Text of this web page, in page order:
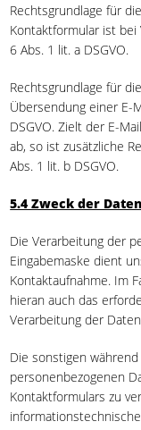
Rechtsgrundlage für
Kontaktformular ist bei
6 Abs. 1 lit. a DSGVO.
Rechtsgrundlage für
Übersendung einer E-
DSGVO. Zielt der E-
ab, so ist zusätzliche
Abs. 1 lit. b DSGVO.
5.4 Zweck der
Die Verarbeitung der
Eingabemaske dient
Kontaktaufnahme. Im
hieran auch das
Verarbeitung der
Die sonstigen
personenbezogenen
Kontaktformulars zu